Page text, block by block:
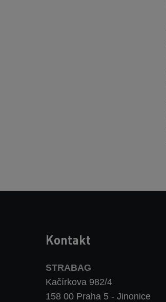
Kontakt
STRABAG
Kačírkova 982/4
158 00 Praha 5 - Jinonice